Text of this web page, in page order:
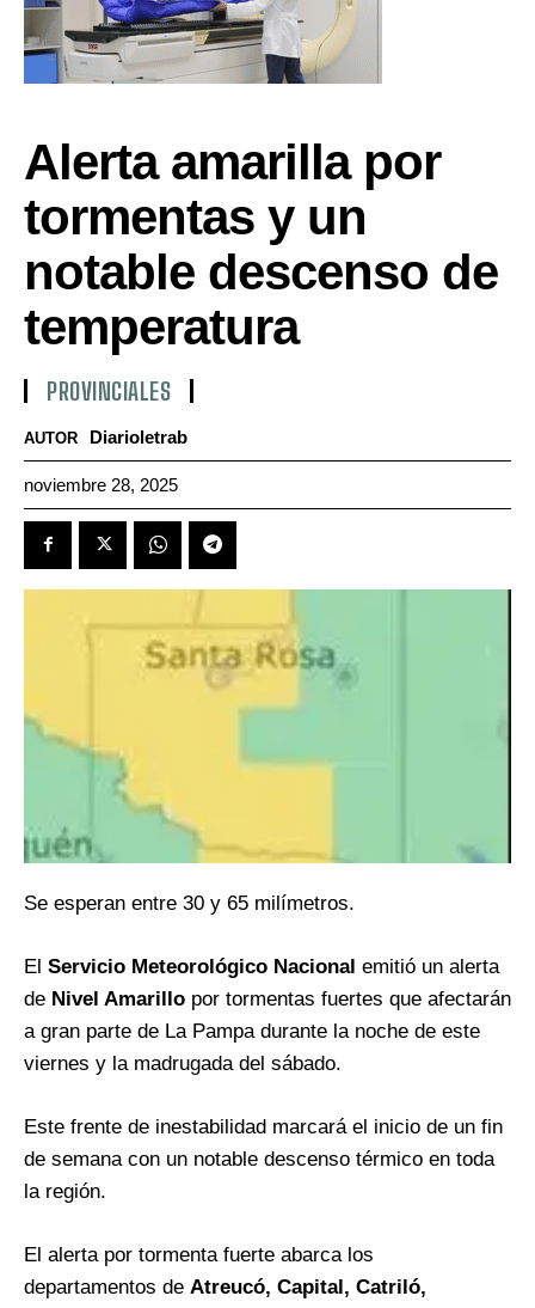
Alerta amarilla por
tormentas y un
notable descenso de
temperatura
PROVINCIALES
AUTOR Diarioletrab
noviembre 28, 2025
Se esperan entre 30 y 65 milímetros.
El Servicio Meteorológico Nacional emitió un alerta
de Nivel Amarillo por tormentas fuertes que afectarán
a gran parte de La Pampa durante la noche de este
viernes y la madrugada del sábado.
Este frente de inestabilidad marcará el inicio de un fin
de semana con un notable descenso térmico en toda
la región.
El alerta por tormenta fuerte abarca los
departamentos de Atreucó, Capital, Catriló,